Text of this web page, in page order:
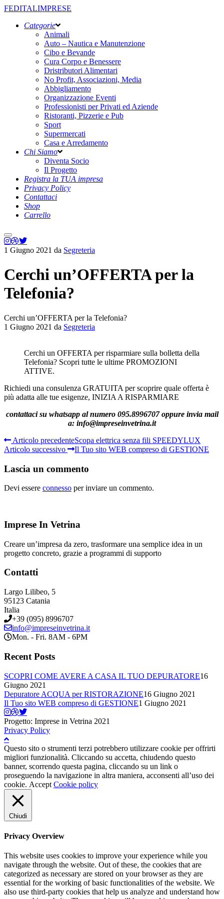
FEDITALIMPRESE
Categorie
Animali
Auto – Nautica e Manutenzione
Cibo e Bevande
Cura Corpo e Benessere
Dristributori Alimentari
No Profit, Associazioni, Media
Abbigliamento
Organizzazione Eventi
Professionisti per Privati ed Aziende
Ristoranti, Pizzerie e Pub
Sport
Supermercati
Casa e Arredamento
Chi Siamo
Diventa Socio
Il Progetto
Registra la TUA impresa
Privacy Policy
Contattaci
Shop
Carrello
Menu
principale
1 Giugno 2021 da Segreteria
Cerchi un’OFFERTA per la
Telefonia?
Cerchi un’OFFERTA per la Telefonia?
1 Giugno 2021 da Segreteria
Cerchi un OFFERTA per risparmiare sulla bolletta della
Telefonia? Scopri tutte le ultime PROMOZIONI
ATTIVE.
Richiedi una consulenza GRATUITA per scoprire quale offerta è
più adatta alle tue esigenze, INIZIA A RISPARMIARE
contattaci su whatsapp al numero 095.8996707 oppure invia mail
a: info@impreseinvetrina.it
Articolo precedenteScopa elettrica senza fili SPEEDYLUX
Articolo successivo
Il Tuo sito WEB compreso di GESTIONE
Lascia un commento
Devi essere connesso per inviare un commento.
Imprese In Vetrina
Creare un’impresa da zero, trasformare una semplice idea in un
progetto concreto, grazie a programmi di supporto
Contatti
Largo Lilibeo, 5
95123 Catania
Italia
+39 (095) 8996707
info@impreseinvetrina.it
Mon. - Fri. 8AM - 6PM
Recent Posts
SCOPRI COME AVERE A CASA IL TUO DEPURATORE16
Giugno 2021
Depuratore ACQUA per RISTORAZIONE16 Giugno 2021
Il Tuo sito WEB compreso di GESTIONE1 Giugno 2021
Progetto: Imprese in Vetrina 2021
Privacy Policy
Questo sito o strumenti terzi potrebbero utilizzare cookie per offrirti
migliori funzionalità. Cliccando su accetta, chiudendo questo
banner, scorrendo questa pagina, cliccando su un link o
proseguendo la navigazione in altra maniera, acconsenti all’uso dei
cookie. Accept Cookie policy
Chiudi
Privacy Overview
This website uses cookies to improve your experience while you
navigate through the website. Out of these, the cookies that are
categorized as necessary are stored on your browser as they are
essential for the working of basic functionalities of the website. We
also use third-party cookies that help us analyze and understand how